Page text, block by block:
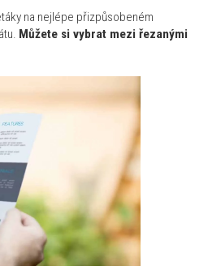
na nejlépe přizpůsobeném
Můžete si vybrat mezi řezanými